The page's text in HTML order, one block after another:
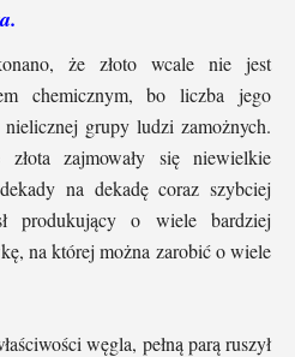
że złoto wcale nie jest
chemicznym, bo liczba jego
grupy ludzi zamożnych.
zajmowały się niewielkie
na dekadę coraz szybciej
produkujący o wiele bardziej
na której można zarobić o wiele
węgla, pełną parą ruszył